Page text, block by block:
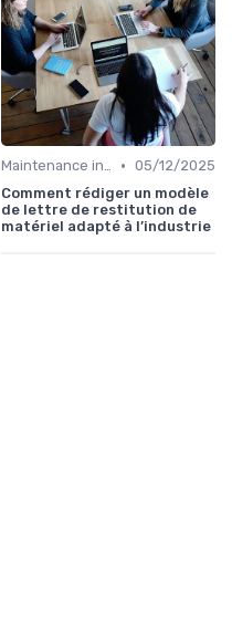
Maintenance infrastructures • 05/12/2025
Comment rédiger un modèle
de lettre de restitution de
matériel adapté à l’industrie